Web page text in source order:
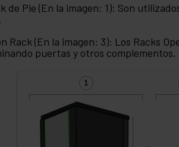
de Pie (En la imagen: 1): Son
Rack (En la imagen: 3): Los Racks
puertas y otros complementos.